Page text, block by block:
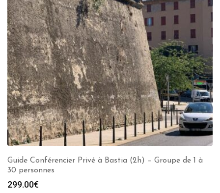
Guide Conférencier Privé à Bastia (2h) – Groupe de 1 à
30 personnes
299.00€